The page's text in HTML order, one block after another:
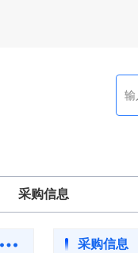
采购信息
采购信息